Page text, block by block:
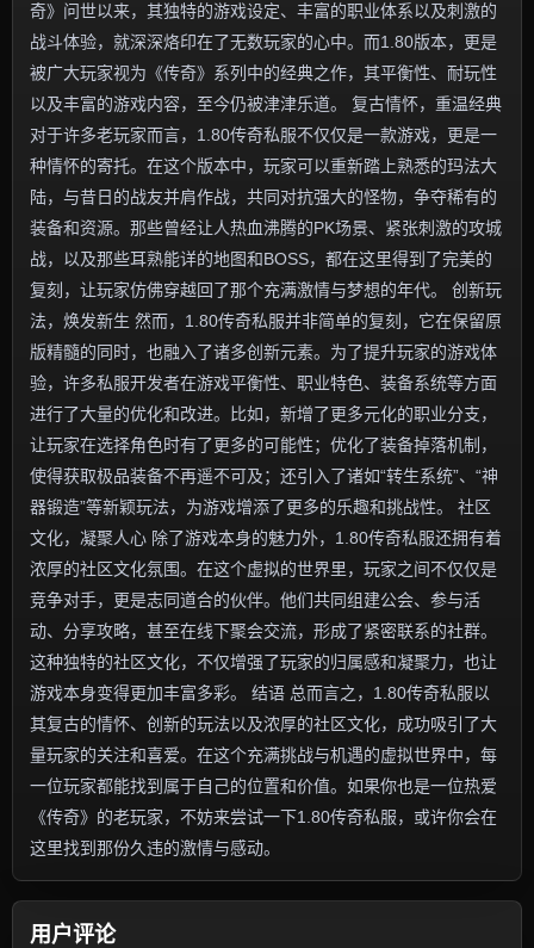
奇》问世以来，其独特的游戏设定、丰富的职业体系以及刺激的
战斗体验，就深深烙印在了无数玩家的心中。而1.80版本，更是
被广大玩家视为《传奇》系列中的经典之作，其平衡性、耐玩性
以及丰富的游戏内容，至今仍被津津乐道。 复古情怀，重温经典
对于许多老玩家而言，1.80传奇私服不仅仅是一款游戏，更是一
种情怀的寄托。在这个版本中，玩家可以重新踏上熟悉的玛法大
陆，与昔日的战友并肩作战，共同对抗强大的怪物，争夺稀有的
装备和资源。那些曾经让人热血沸腾的PK场景、紧张刺激的攻城
战，以及那些耳熟能详的地图和BOSS，都在这里得到了完美的
复刻，让玩家仿佛穿越回了那个充满激情与梦想的年代。 创新玩
法，焕发新生 然而，1.80传奇私服并非简单的复刻，它在保留原
版精髓的同时，也融入了诸多创新元素。为了提升玩家的游戏体
验，许多私服开发者在游戏平衡性、职业特色、装备系统等方面
进行了大量的优化和改进。比如，新增了更多元化的职业分支，
让玩家在选择角色时有了更多的可能性；优化了装备掉落机制，
使得获取极品装备不再遥不可及；还引入了诸如“转生系统”、“神
器锻造”等新颖玩法，为游戏增添了更多的乐趣和挑战性。 社区
文化，凝聚人心 除了游戏本身的魅力外，1.80传奇私服还拥有着
浓厚的社区文化氛围。在这个虚拟的世界里，玩家之间不仅仅是
竞争对手，更是志同道合的伙伴。他们共同组建公会、参与活
动、分享攻略，甚至在线下聚会交流，形成了紧密联系的社群。
这种独特的社区文化，不仅增强了玩家的归属感和凝聚力，也让
游戏本身变得更加丰富多彩。 结语 总而言之，1.80传奇私服以
其复古的情怀、创新的玩法以及浓厚的社区文化，成功吸引了大
量玩家的关注和喜爱。在这个充满挑战与机遇的虚拟世界中，每
一位玩家都能找到属于自己的位置和价值。如果你也是一位热爱
《传奇》的老玩家，不妨来尝试一下1.80传奇私服，或许你会在
这里找到那份久违的激情与感动。
用户评论